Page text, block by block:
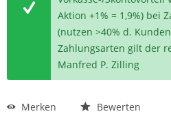
Aktion +1% = 1,9%) bei
(nutzen >40% d.
Zahlungsarten gilt der
Manfred P. Zilling
Merken Bewerten